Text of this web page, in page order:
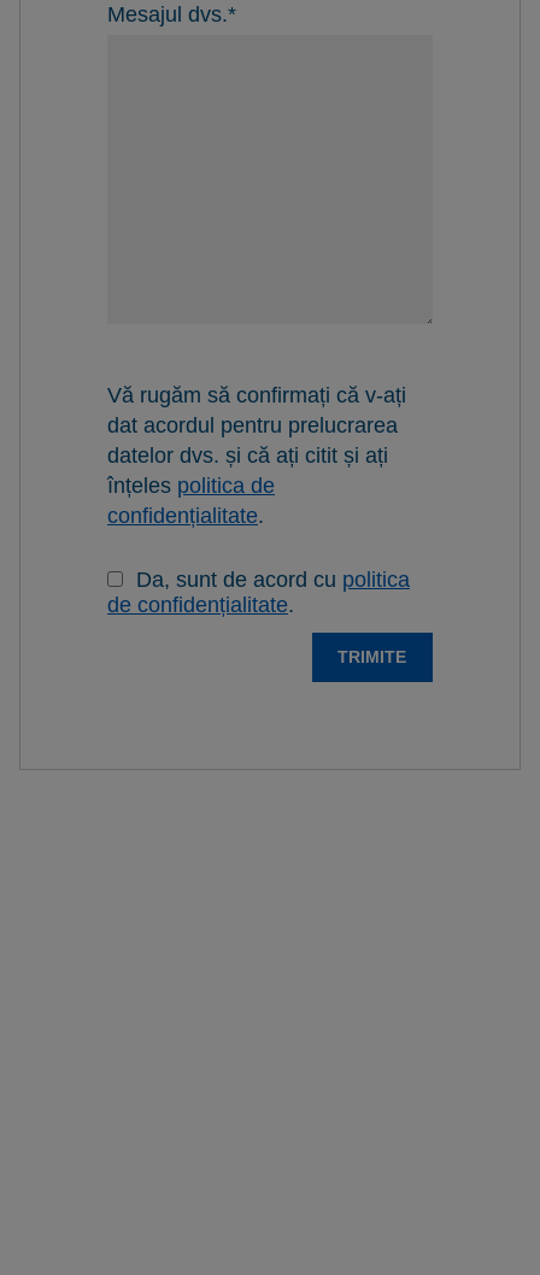
Mesajul dvs.*
Vă rugăm să confirmați că v-ați
dat acordul pentru prelucrarea
datelor dvs. și că ați citit și ați
înțeles politica de
confidențialitate.
Da, sunt de acord cu politica
de confidențialitate.
TRIMITE